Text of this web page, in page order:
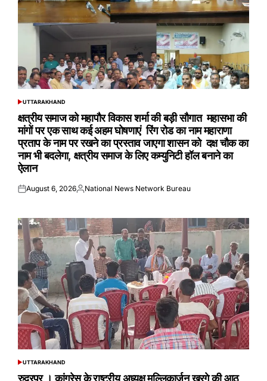
POSTED
UTTARAKHAND
क्षत्रीय समाज को महापौर विकास शर्मा की बड़ी सौगात महासभा की
मांगों पर एक साथ कई अहम घोषणाएं रिंग रोड का नाम महाराणा
प्रताप के नाम पर रखने का प्रस्ताव जाएगा शासन को दक्ष चौक का
नाम भी बदलेगा, क्षत्रीय समाज के लिए कम्युनिटी हॉल बनाने का
ऐलान
Posted
August 6, 2026Posted
National News Network Bureau
POSTED
UTTARAKHAND
रुद्रपुर । कांग्रेस के राष्ट्रीय अध्यक्ष मल्लिकार्जुन खरगे की आठ